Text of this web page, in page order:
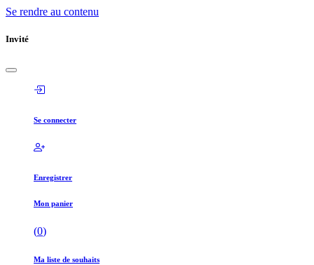
Se rendre au contenu
Invité
Se connecter
Enregistrer
Mon panier
(0)
Ma liste de souhaits